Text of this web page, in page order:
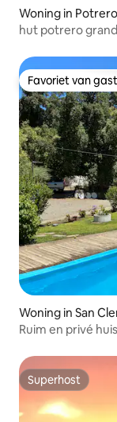
Woning in
hut potrero
Favoriet van
Favoriet van
Woning in San
Ruim en privé
Superhost
Superhost